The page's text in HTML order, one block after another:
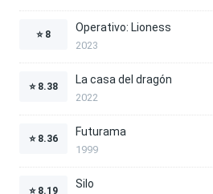
⭐ 8
Operativo: Lioness
2023
⭐ 8.38
La casa del dragón
2022
⭐ 8.36
Futurama
1999
⭐ 8.19
Silo